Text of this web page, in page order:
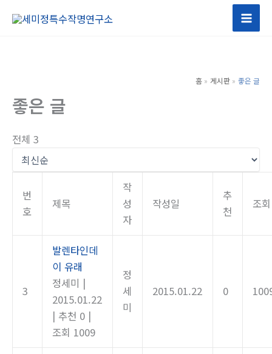
홈 게시판 좋은 글
좋은 글
전체 3
번
호
제목
작
성
자
작성일
추
천
조회
3
발렌타인데
이 유래
정세미 |
2015.01.22
| 추천 0 |
조회 1009
정
세
미
2015.01.22 0